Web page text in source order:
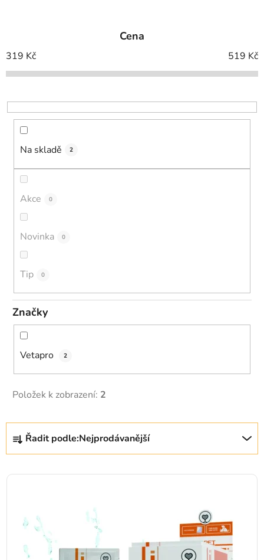
Cena
319 Kč 519 Kč
Na skladě 2
Akce 0
Novinka 0
Tip 0
Značky
Vetapro 2
Položek k zobrazení: 2
Řazení produktů
Řadit podle:Nejprodávanější
Výpis produktů